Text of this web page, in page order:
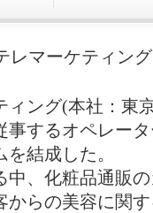
レマーケティン
ング(本社：東
事するオペレー
結成した。
、化粧品通販
からの美容に関